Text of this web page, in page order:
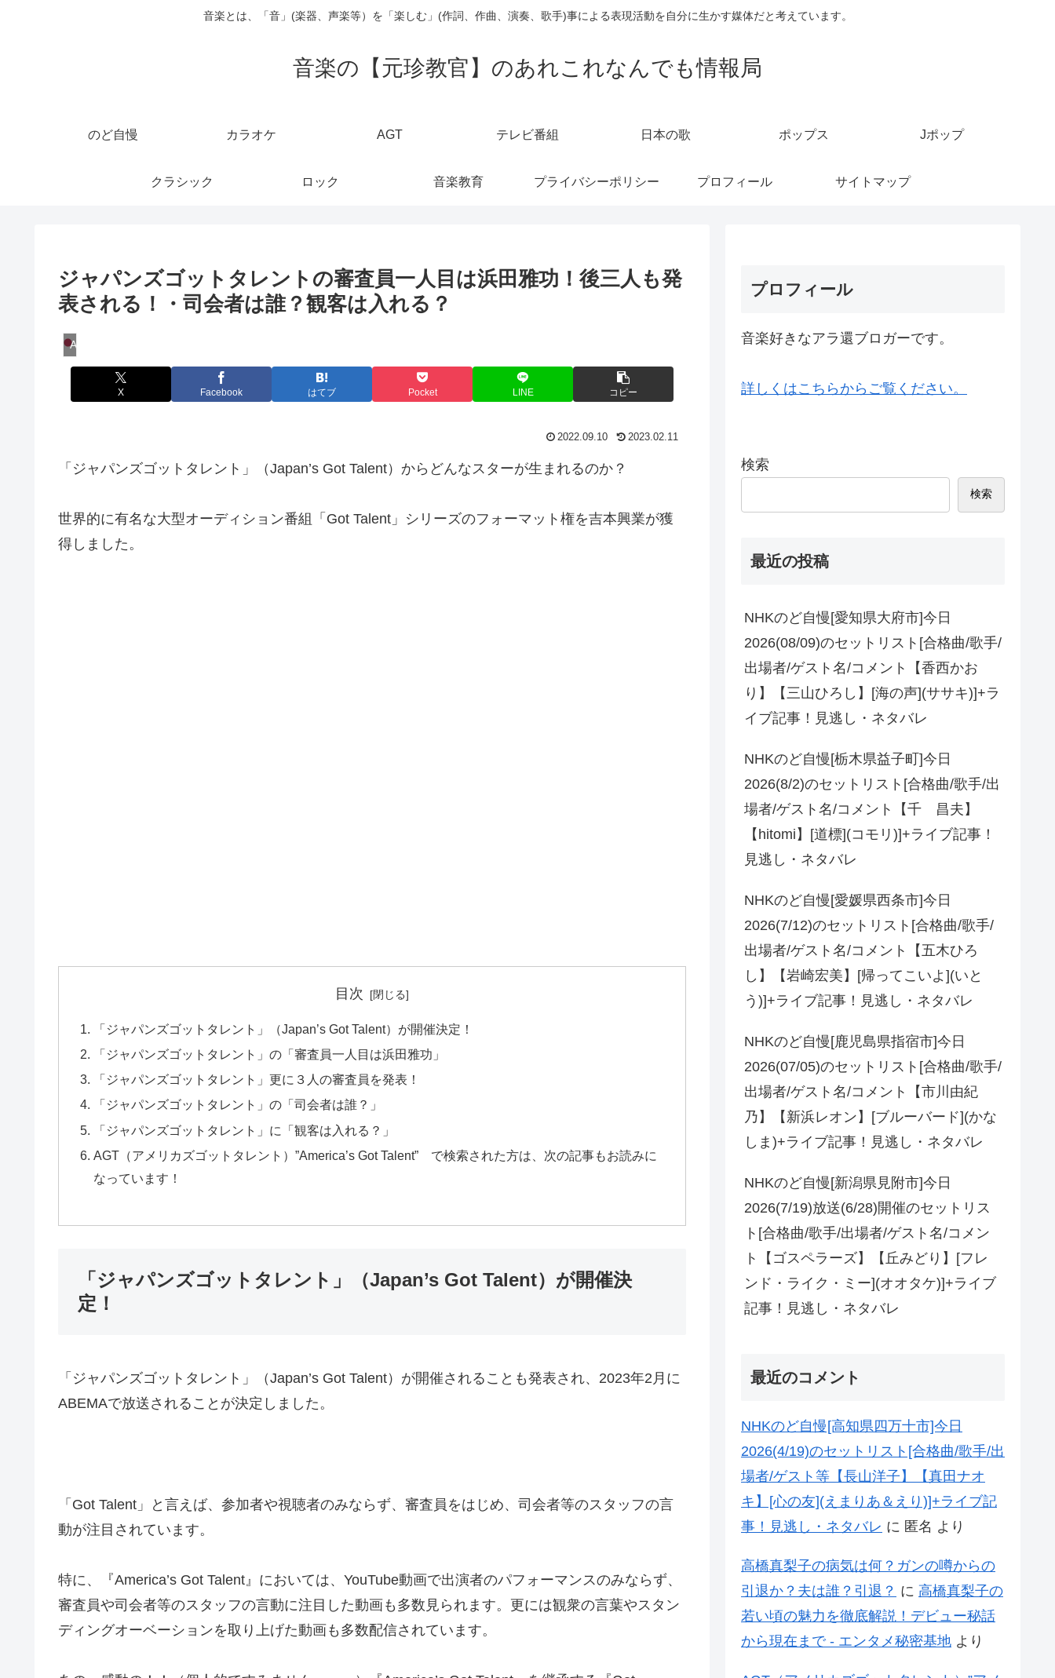
音楽とは、「音」(楽器、声楽等）を「楽しむ」(作詞、作曲、演奏、歌手)事による表現活動を自分に生かす媒体だと考えています。
音楽の【元珍教官】のあれこれなんでも情報局
のど自慢 カラオケ AGT テレビ番組 日本の歌 ポップス Jポップ
クラシック ロック 音楽教育 プライバシーポリシー プロフィール サイトマップ
ジャパンズゴットタレントの審査員一人目は浜田雅功！後三人も発
表される！・司会者は誰？観客は入れる？
AGT
X Facebook はてブ Pocket LINE コピー
2022.09.10 2023.02.11
「ジャパンズゴットタレント」（Japan’s Got Talent）からどんなスターが生まれるのか？
世界的に有名な大型オーディション番組「Got Talent」シリーズのフォーマット権を吉本興業が獲
得しまし た。
目次
「ジャパンズゴットタレント」（Japan’s Got Talent）が開催決定！
「ジャパンズゴットタレント」の「審査員一人目は浜田雅功」
「ジャパンズゴットタレント」更に３人の審査員を発表！
「ジャパンズゴットタレント」の「司会者は誰？」
「ジャパンズゴットタレント」に「観客は入れる？」
AGT（アメリカズゴットタレント）”America’s Got Talent” で検索された方は、次の記事もお読みに
なっています！
「ジャパンズゴットタレント」（Japan’s Got Talent）が開催決
定！
「ジャパンズゴットタレント」（Japan’s Got Talent） が開催されることも発表され、2023年2月に
ABEMAで放送されることが決定しました 。
「Got Talent」と言えば、参加者や視聴者のみならず、 審査員をはじめ、司会者等のスタッフの言
動が注目されています。
特に、『America’s Got Talent』においては、 YouTube動画で出演者のパフォーマンスのみならず、
審査員や司会者等のスタッフの言動に注目した動画も多数見られま す。 更には観衆の言葉やスタン
ディングオーベーションを取り上げた動画も多数配信されています。
プロフィール
音楽好きなアラ還ブロガーです。
詳しくはこちらからご覧ください。
検索
検索
最近の投稿
NHKのど自慢[愛知県大府市]今日
2026(08/09)のセットリスト[合格曲/歌手/
出場者/ゲスト名/コメント【香西かお
り】【三山ひろし】[海の声](ササキ)]+ラ
イブ記事！見逃し・ネタバレ
NHKのど自慢[栃木県益子町]今日
2026(8/2)のセットリスト[合格曲/歌手/出
場者/ゲスト名/コメント【千 昌夫】
【hitomi】[道標](コモリ)]+ライブ記事！
見逃し・ネタバレ
NHKのど自慢[愛媛県西条市]今日
2026(7/12)のセットリスト[合格曲/歌手/
出場者/ゲスト名/コメント【五木ひろ
し】【岩崎宏美】[帰ってこいよ](いと
う)]+ライブ記事！見逃し・ネタバレ
NHKのど自慢[鹿児島県指宿市]今日
2026(07/05)のセットリスト[合格曲/歌手/
出場者/ゲスト名/コメント【市川由紀
乃】【新浜レオン】[ブルーバード](かな
しま)+ライブ記事！見逃し・ネタバレ
NHKのど自慢[新潟県見附市]今日
2026(7/19)放送(6/28)開催のセットリス
ト[合格曲/歌手/出場者/ゲスト名/コメン
ト【ゴスペラーズ】【丘みどり】[フレ
ンド・ライク・ミー](オオタケ)]+ライブ
記事！見逃し・ネタバレ
最近のコメント
NHKのど自慢[高知県四万十市]今日
2026(4/19)のセットリスト[合格曲/歌手/出
場者/ゲスト等【長山洋子】【真田ナオ
キ】[心の友](えまりあ＆えり)]+ライブ記
事！見逃し・ネタバレ に 匿名 より
高橋真梨子の病気は何？ガンの噂からの
引退か？夫は誰？引退？ に 高橋真梨子の
若い頃の魅力を徹底解説！デビュー秘話
から現在まで - エンタメ秘密基地 より